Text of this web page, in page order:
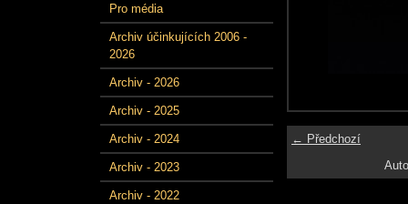
Pro média
Archiv účinkujících 2006 -
2026
Archiv - 2026
Archiv - 2025
Archiv - 2024
Archiv - 2023
Archiv - 2022
← Předchozí